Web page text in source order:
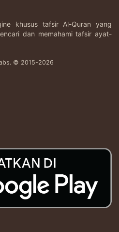
khusus tafsir Al-Quran yang
dan memahami tafsir ayat-
© 2015-2026